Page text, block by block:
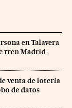
en Talavera
tren Madrid-
venta de lotería
de datos